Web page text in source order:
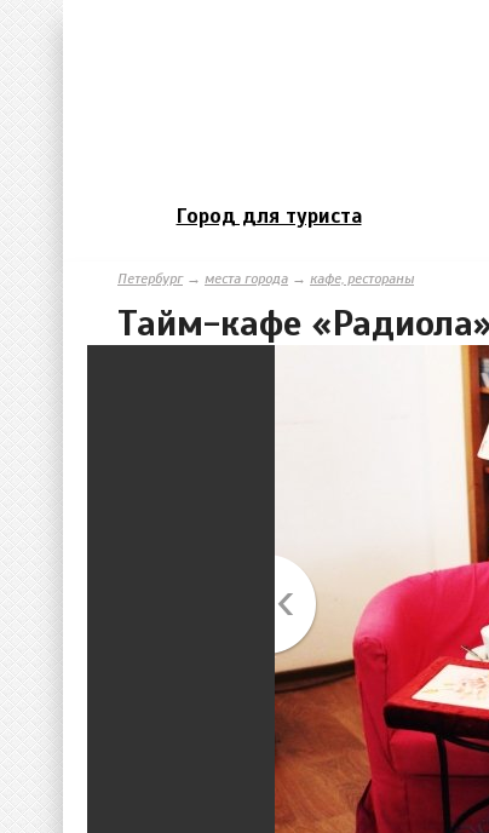
Город для туриста
Петербург→ места города → кафе, рестораны
Тайм-кафе